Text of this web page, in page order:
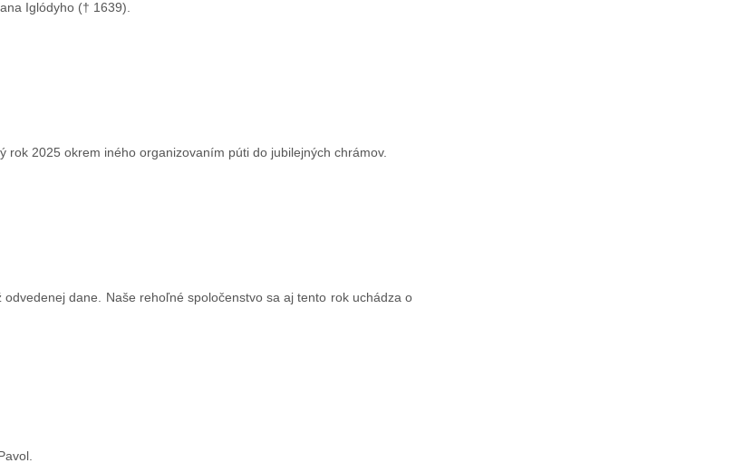
Iglódyho († 1639).
rok 2025 okrem iného organizovaním púti do jubilejných chrámov.
dane. Naše rehoľné spoločenstvo sa aj tento rok uchádza o